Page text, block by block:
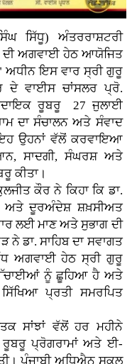
ਸਿੱਧੂ) ਅੰਤਰਰਾਸ਼ਟਰੀ
ਦੀ ਅਗਵਾਈ ਹੇਠ ਆਯੋਜਿਤ
ਅਧੀਨ ਇਸ ਵਾਰ ਸ੍ਰੀ ਗੁਰੂ
ਦੇ ਵਾਈਸ ਚਾਂਸਲਰ ਪ੍ਰੋ.
ਰੂਬਰੂ 27 ਜੁਲਾਈ
ਦਾ ਸੰਚਾਲਨ ਅਤੇ ਸੰਵਾਦ
ਉਹਨਾਂ ਵੱਲੋਂ ਕਰਵਾਇਆ
ਸਾਦਗੀ, ਸੰਘਰਸ਼ ਅਤੇ
ਕੀਤਾ।
ਕੌਰ ਨੇ ਕਿਹਾ ਕਿ ਡਾ.
ਅਤੇ ਦੂਰਅੰਦੇਸ਼ ਸ਼ਖ਼ਸੀਅਤ
ਲਈ ਮਾਣ ਅਤੇ ਸੁਭਾਗ ਦੀ
ਡਾ. ਸਾਹਿਬ ਦਾ ਸਵਾਗਤ
ਅਗਵਾਈ ਹੇਠ ਸ੍ਰੀ ਗੁਰੂ
ਨੂੰ ਛੂਹਿਆ ਹੈ ਅਤੇ
ਪ੍ਰਤੀ ਸਮਰਪਿਤ
ਸਾਂਝਾਂ ਵੱਲੋਂ ਹਰ ਮਹੀਨੇ
ਰੂਬਰੂ ਪ੍ਰੋਗਰਾਮਾਂ ਅਤੇ ਈ-
ਪੰਜਾਬੀ ਅਧਿਐਨ ਸਕੂਲ